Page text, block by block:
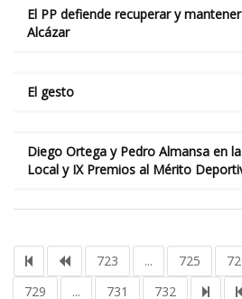
El PP defiende recuperar y
Alcázar
El gesto
Diego Ortega y Pedro Almansa en
Local y IX Premios al Mérito
723 ... 725
729
... 731 732